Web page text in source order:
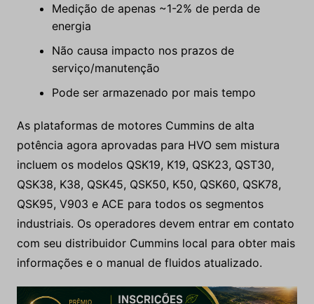
Medição de apenas ~1-2% de perda de
energia
Não causa impacto nos prazos de
serviço/manutenção
Pode ser armazenado por mais tempo
As plataformas de motores Cummins de alta
potência agora aprovadas para HVO sem mistura
incluem os modelos QSK19, K19, QSK23, QST30,
QSK38, K38, QSK45, QSK50, K50, QSK60, QSK78,
QSK95, V903 e ACE para todos os segmentos
industriais. Os operadores devem entrar em contato
com seu distribuidor Cummins local para obter mais
informações e o manual de fluidos atualizado.